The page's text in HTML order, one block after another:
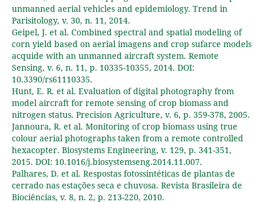
unmanned aerial vehicles and epidemiology. Trend in
Parisitology, v. 30, n. 11, 2014.
Geipel, J. et al. Combined spectral and spatial modeling of
corn yield based on aerial imagens and crop sufarce models
acquide with an unmanned aircraft system. Remote
Sensing, v. 6, n. 11, p. 10335-10355, 2014. DOI:
10.3390/rs61110335.
Hunt, E. R. et al. Evaluation of digital photography from
model aircraft for remote sensing of crop biomass and
nitrogen status. Precision Agriculture, v. 6, p. 359-378, 2005.
Jannoura, R. et al. Monitoring of crop biomass using true
colour aerial photographs taken from a remote controlled
hexacopter. Biosystems Engineering, v. 129, p. 341-351,
2015. DOI: 10.1016/j.biosystemseng.2014.11.007.
Palhares, D. et al. Respostas fotossintéticas de plantas de
cerrado nas estações seca e chuvosa. Revista Brasileira de
Biociências, v. 8, n. 2, p. 213-220, 2010.